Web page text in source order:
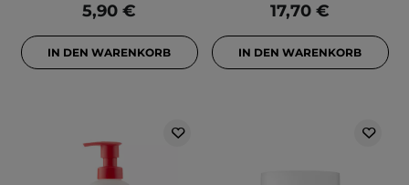
5,90 €
IN DEN WARENKORB
17,70 €
IN DEN WARENKORB